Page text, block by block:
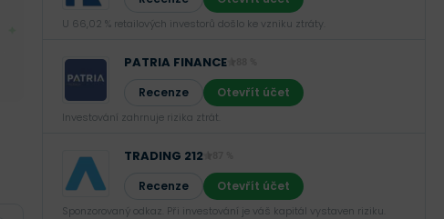
U 66,02 % retailových investorů došlo ke vzniku ztráty.
PATRIA FINANCE
Recenze Otevřít účet
Investování zahrnuje rizika ztrát.‎
TRADING 212
Recenze Otevřít účet
Sponzorovaný odkaz. Při investování je váš kapitál vystaven riziku.